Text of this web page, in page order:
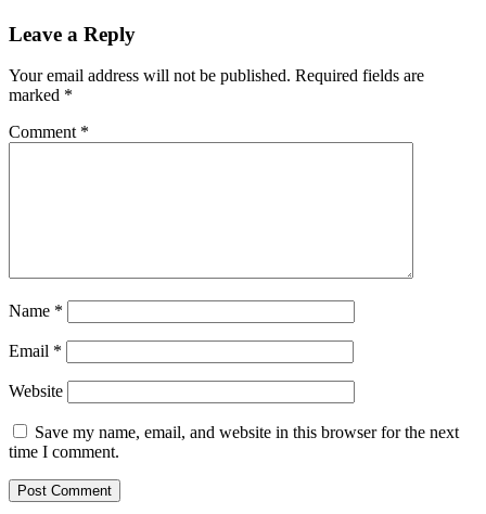
Leave a Reply
Your email address will not be published. Required fields are
marked *
Comment *
Name *
Email *
Website
Save my name, email, and website in this browser for the next
time I comment.